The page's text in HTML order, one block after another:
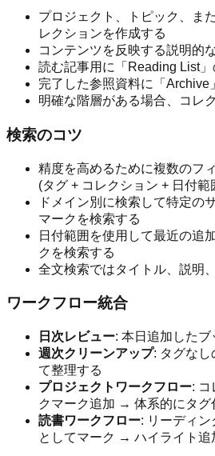
プロジェクト、トピック、ま
レクションを作成する
コンテンツを反映する説明的
読む記事用に「Reading List
完了した参照資料に「Archive
明確な階層がある場合、コレ
検索のコツ
精度を高めるために複数のフ
(タグ + コレクション + 日付範
ドメイン別に検索して特定の
マークを検索する
日付範囲を使用して最近の追
クを検索する
全文検索ではタイトル、説明
ワークフロー統合
日次レビュー: 本日追加した
週次クリーンアップ: タグなし
て整理する
プロジェクトワークフロー:
クマーク追加 → 体系的にタ
読書ワークフロー: リーディ
としてマーク → ハイライト